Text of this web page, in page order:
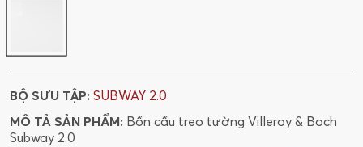
BỘ SƯU TẬP: SUBWAY 2.0
MÔ TẢ SẢN PHẨM: Bồn cầu treo tường Villeroy & Boch
Subway 2.0